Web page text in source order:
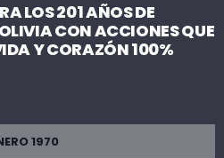
LOS 201 AÑOS DE
CON ACCIONES QUE
Y CORAZÓN 100%
1970